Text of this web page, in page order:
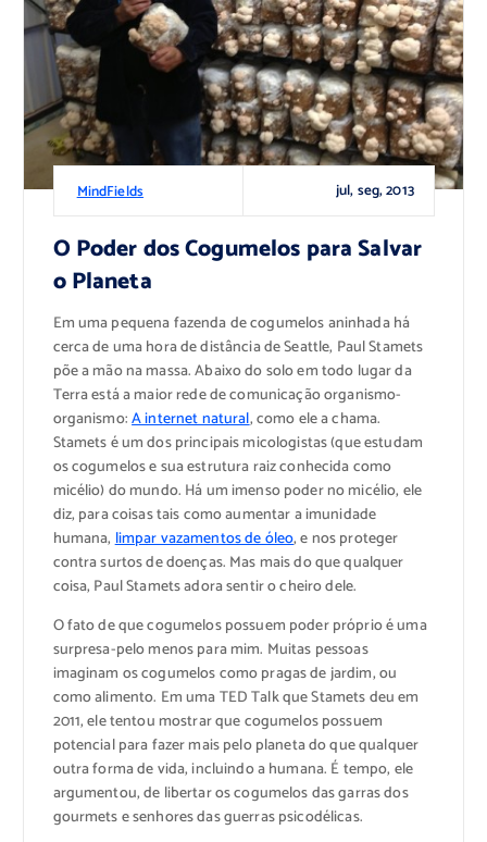
MindFields jul, seg, 2013
O Poder dos Cogumelos para Salvar
o Planeta
Em uma pequena fazenda de cogumelos aninhada há
cerca de uma hora de distância de Seattle, Paul Stamets
põe a mão na massa. Abaixo do solo em todo lugar da
Terra está a maior rede de comunicação organismo-
organismo:A internet natural, como ele a chama.
Stamets é um dos principais micologistas (que estudam
os cogumelos e sua estrutura raiz conhecida como
micélio) do mundo. Há um imenso poder no micélio, ele
diz, para coisas tais como aumentar a imunidade
humana,limpar vazamentos de óleo, e nos proteger
contra surtos de doenças. Mas mais do que qualquer
coisa, Paul Stamets adora sentir o cheiro dele.
O fato de que cogumelos possuem poder próprio é uma
surpresa-pelo menos para mim. Muitas pessoas
imaginam os cogumelos como pragas de jardim, ou
como alimento. Em uma TED Talk que Stamets deu em
2011, ele tentou mostrar que cogumelos possuem
potencial para fazer mais pelo planeta do que qualquer
outra forma de vida, incluindo a humana. É tempo, ele
argumentou, de libertar os cogumelos das garras dos
gourmets e senhores das guerras psicodélicas.